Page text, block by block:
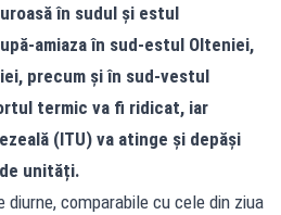
în sudul și estul
amiaza în sud-estul Olteniei,
precum și în sud-vestul
termic va fi ridicat, iar
(ITU) va atinge și depăși
unități.
comparabile cu cele din ziua